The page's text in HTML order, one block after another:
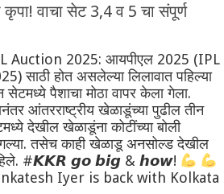
वाचा सेट 3,4 व 5 चा संपूर्ण
Auction 2025: आयपीएल 2025 (IPL
साठी होत असलेल्या लिलावात पहिल्या
सेटमध्ये पैशाचा मोठा वापर केला गेला.
आंतरराष्ट्रीय खेळाडूंच्या पुढील तीन
देखील खेळाडूंना कोटींच्या बोली
तसेच काही खेळाडू अनसोल्ड देखील
#𝙆𝙆𝙍 𝙜𝙤 𝙗𝙞𝙜 & 𝙝𝙤𝙬!
Iyer is back with Kolkata